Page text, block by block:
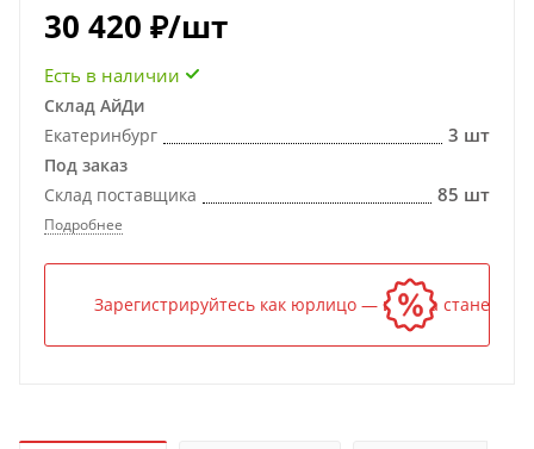
30 420 ₽/шт
Есть в наличии
Склад АйДи
Екатеринбург
3 шт
Под заказ
Склад поставщика
85 шт
Подробнее
Зарегистрируйтесь как юрлицо — и цена станет